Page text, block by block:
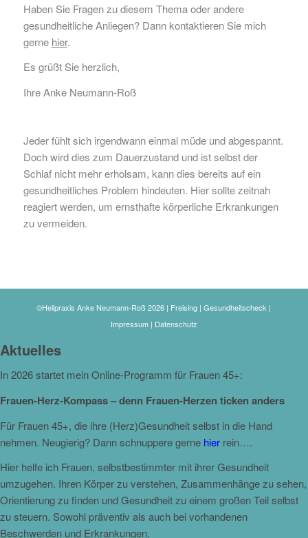
Haben Sie Fragen zu diesem Thema oder andere
gesundheitliche Anliegen? Dann kontaktieren Sie mich
gerne hier.
Es grüßt Sie herzlich,
Ihre Anke Neumann-Roß
Jeder fühlt sich irgendwann einmal müde und abgespannt.
Doch wird dies zum Dauerzustand und ist selbst der
Schlaf nicht mehr erholsam, kann dies bereits auf ein
gesundheitliches Problem hindeuten. Hier sollte zeitnah
reagiert werden, um ernsthafte körperliche Erkrankungen
zu vermeiden.
©Heilpraxis Anke Neumann-Roß 2026 | Freising | Gesundheitscheck |
Impressum| Datenschutz
Aktuelles
In 2026 startet mein Online-Programm für Frauen 45+:
Frauen-Herz-Kompass – denn Frauen-Herzen ticken anders
Für Frauen 45+, die ihre (Herz)Gesundheit selbst in die Hand
nehmen. Neugierig? Dann schnuppere gerne hier rein….
Hier helfe ich Frauen, selbstbestimmter mit ihrer Gesundheit
umzugehen. Ihren Körper zu verstehen, Zusammenhänge zu sehen,
Orientierung zu finden und Gesundheit zu einem großen Teil selbst
zu steuern. Sowohl präventiv als auch bei vorhandenen
Beschwerden und Erkrankungen.